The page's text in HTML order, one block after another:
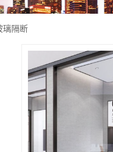
清远不锈钢防火窗系列
清远不锈钢防火防盗门
清远不锈钢隔音门
清远不锈钢平板防火门
清远不锈钢自由门系列.
清远防辐射门系列
清远工业提升门系
清远铝合金工业大
清远隧道防风门系
璃隔断